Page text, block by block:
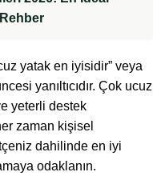
yatak en iyisidir” veya
yanıltıcıdır. Çok ucuz
yeterli destek
zaman kişisel
dahilinde en iyi
odaklanın.